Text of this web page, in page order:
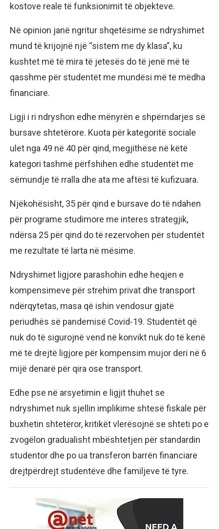
kostove reale të funksionimit të objekteve.
Në opinion janë ngritur shqetësime se ndryshimet
mund të krijojnë një “sistem me dy klasa”, ku
kushtet më të mira të jetesës do të jenë më të
qasshme për studentët me mundësi më të mëdha
financiare.
Ligji i ri ndryshon edhe mënyrën e shpërndarjes së
bursave shtetërore. Kuota për kategoritë sociale
ulet nga 49 në 40 për qind, megjithëse në këtë
kategori tashmë përfshihen edhe studentët me
sëmundje të rralla dhe ata me aftësi të kufizuara.
Njëkohësisht, 35 për qind e bursave do të ndahen
për programe studimore me interes strategjik,
ndërsa 25 për qind do të rezervohen për studentët
me rezultate të larta në mësime.
Ndryshimet ligjore parashohin edhe heqjen e
kompensimeve për strehim privat dhe transport
ndërqytetas, masa që ishin vendosur gjatë
periudhës së pandemisë Covid-19. Studentët që
nuk do të sigurojnë vend në konvikt nuk do të kenë
më të drejtë ligjore për kompensim mujor deri në 6
mijë denarë për qira ose transport.
Edhe pse në arsyetimin e ligjit thuhet se
ndryshimet nuk sjellin implikime shtesë fiskale për
buxhetin shtetëror, kritikët vlerësojnë se shteti po e
zvogëlon gradualisht mbështetjen për standardin
studentor dhe po ua transferon barrën financiare
drejtpërdrejt studentëve dhe familjeve të tyre.